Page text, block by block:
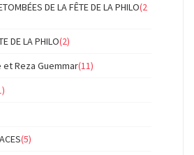
DE LA FÊTE DE LA PHILO(2
DE LA PHILO(2)
Reza Guemmar(11)
(5)